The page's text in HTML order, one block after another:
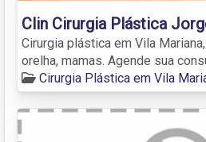
Clin Cirurgia Plástica
Cirurgia plástica em Vila
orelha, mamas. Agende sua
Cirurgia Plástica em Vila